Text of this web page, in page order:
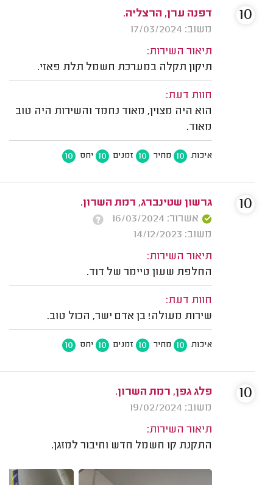
דפנה ערן, הרצליה.
משוב: 17/03/2024
תיאור השירות:
תיקון תקלה במערכת חשמל תלת פאזי.
חוות דעת:
הוא היה מצוין, מאוד נחמד והשירות היה טוב
מאוד.
איכות 10 מחיר 10 זמנים 10 יחס 10
10
גרשון שטינברג, רמת השרון.
אשרור: 16/03/2024
משוב: 14/12/2023
תיאור השירות:
החלפת שעון טיימר של דוד.
חוות דעת:
שירות מעולה! בן אדם ישר, הכול טוב.
איכות 10 מחיר 10 זמנים 10 יחס 10
10
פלג גפן, רמת השרון.
משוב: 19/02/2024
תיאור השירות:
התקנת קו חשמל חדש וחיבור למזגן.
10